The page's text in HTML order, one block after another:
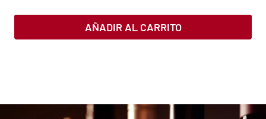
AÑADIR AL CARRITO